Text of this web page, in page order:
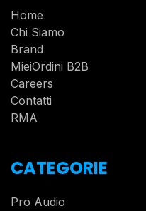
Home
Chi Siamo
Brand
MieiOrdini B2B
Careers
Contatti
RMA
CATEGORIE
Pro Audio